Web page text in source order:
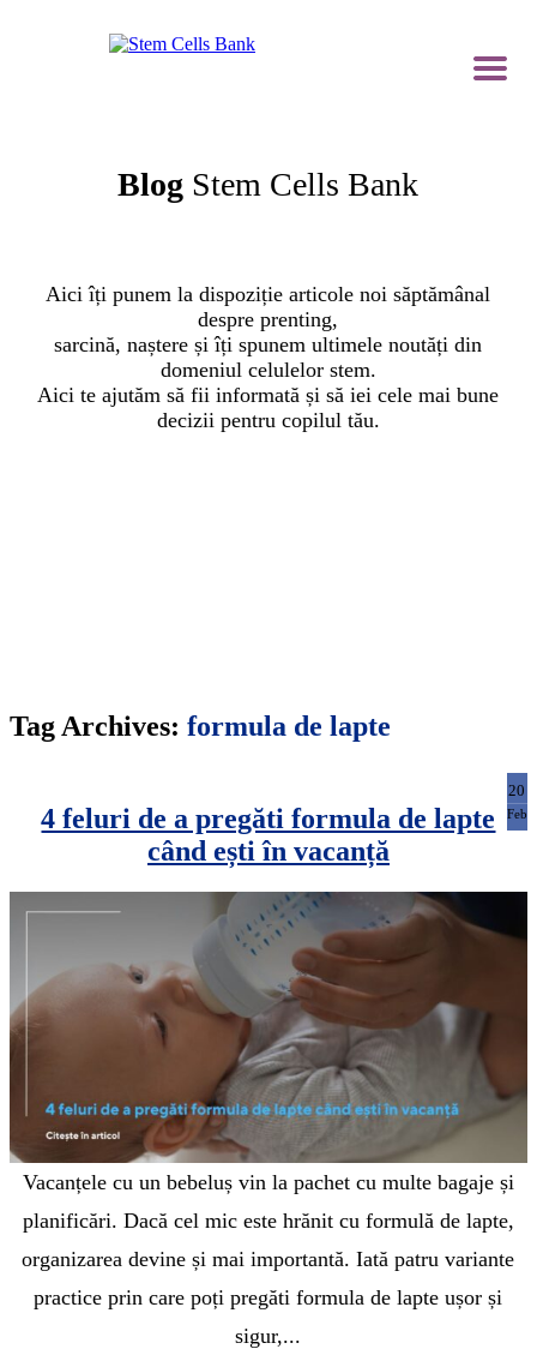
Blog Stem Cells Bank
Aici îți punem la dispoziție articole noi săptămânal
despre prenting,
sarcină, naștere și îți spunem ultimele noutăți din
domeniul celulelor stem.
Aici te ajutăm să fii informată și să iei cele mai bune
decizii pentru copilul tău.
Tag Archives: formula de lapte
4 feluri de a pregăti formula de lapte
când ești în vacanță
20
Feb
Vacanțele cu un bebeluș vin la pachet cu multe bagaje și
planificări. Dacă cel mic este hrănit cu formulă de lapte,
organizarea devine și mai importantă. Iată patru variante
practice prin care poți pregăti formula de lapte ușor și
sigur,...